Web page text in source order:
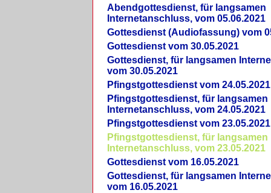
Abendgottesdienst, für langsamen
Internetanschluss, vom 05.06.2021
Gottesdienst (Audiofassung) vom
Gottesdienst vom 30.05.2021
Gottesdienst, für langsamen
vom 30.05.2021
Pfingstgottesdienst vom 24.05.2021
Pfingstgottesdienst, für langsamen
Internetanschluss, vom 24.05.2021
Pfingstgottesdienst vom 23.05.2021
Pfingstgottesdienst, für langsamen
Internetanschluss, vom 23.05.2021
Gottesdienst vom 16.05.2021
Gottesdienst, für langsamen
vom 16.05.2021